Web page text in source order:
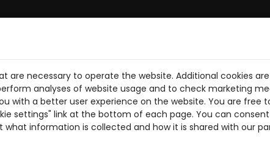
DESCARGA PDF NOTICIAS PILOTOS TRABAJA
are necessary to operate the website. Additional cookies
analyses of website usage and to check marketing
with a better user experience on the website. You are free
settings" link at the bottom of each page. You can
information is collected and how it is shared with our